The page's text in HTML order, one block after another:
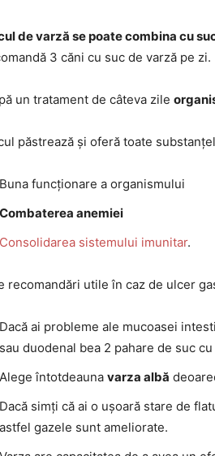
de varză se poate combina cu
3 căni cu suc de varză pe zi.
un tratament de câteva zile
păstrează și oferă toate
Buna funcționare a organismului
Combaterea anemiei
Consolidarea sistemului imunitar.
recomandări utile în caz de ulcer
Dacă ai probleme ale mucoasei
sau duodenal bea 2 pahare de suc
Alege întotdeauna varza albă
Dacă simți că ai o ușoară stare de
astfel gazele sunt ameliorate.